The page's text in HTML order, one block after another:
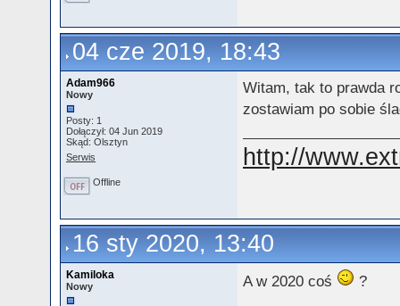
04 cze 2019, 18:43
Adam966
Nowy
Posty: 1
Dołączył: 04 Jun 2019
Skąd: Olsztyn
Serwis
Witam, tak to prawda
zostawiam po sobie
http://
Offline
16 sty 2020, 13:40
Kamiloka
Nowy A w 2020 coś ?